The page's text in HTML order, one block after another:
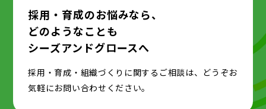
採用・育成のお悩みなら、
どのようなことも
シーズアンドグロースへ
採用・育成・組織づくりに関するご相談は、どうぞお
気軽にお問い合わせください。